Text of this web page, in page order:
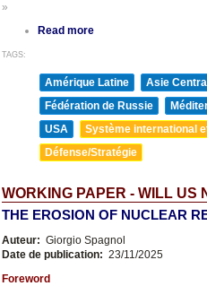
»
Read more
TAGS:
Amérique Latine Asie
Fédération de Russie
USA
Système international
Défense/Stratégie
WORKING PAPER - WILL US
THE EROSION OF NUCLEAR
Auteur: Giorgio Spagnol
Date de publication: 23/11/2025
Foreword